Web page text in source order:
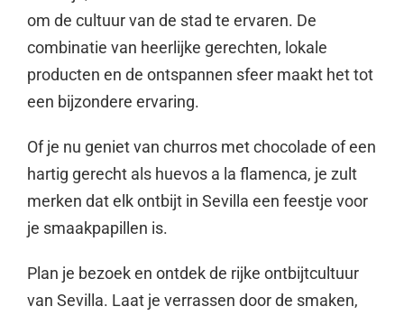
om de cultuur van de stad te ervaren. De
combinatie van heerlijke gerechten, lokale
producten en de ontspannen sfeer maakt het tot
een bijzondere ervaring.
Of je nu geniet van churros met chocolade of een
hartig gerecht als huevos a la flamenca, je zult
merken dat elk ontbijt in Sevilla een feestje voor
je smaakpapillen is.
Plan je bezoek en ontdek de rijke ontbijtcultuur
van Sevilla. Laat je verrassen door de smaken,